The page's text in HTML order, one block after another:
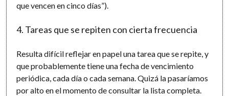
que vencen en cinco días”).
4. Tareas que se repiten con cierta frecuencia
Resulta difícil reflejar en papel una tarea que se repite, y
que probablemente tiene una fecha de vencimiento
periódica, cada día o cada semana. Quizá la pasaríamos
por alto en el momento de consultar la lista completa.